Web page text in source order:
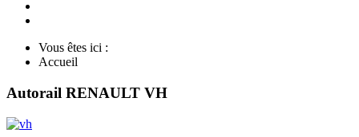
Vous êtes ici :
Accueil
Autorail RENAULT VH